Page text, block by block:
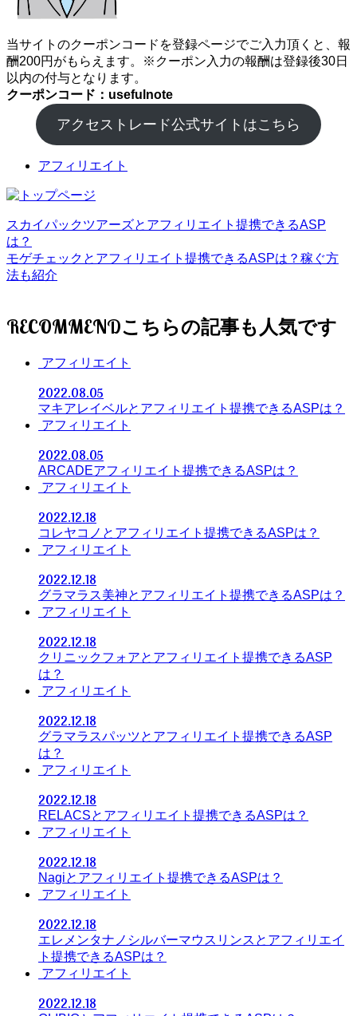
当サイトのクーポンコードを登録ページでご入力頂くと、報
酬200円がもらえます。※クーポン入力の報酬は登録後30日
以内の付与となります。
クーポンコード：usefulnote
アクセストレード公式サイトはこちら
アフィリエイト
スカイパックツアーズとアフィリエイト提携できるASP
は？
モゲチェックとアフィリエイト提携できるASPは？稼ぐ方
法も紹介
RECOMMEND
アフィリエイト
2022.08.05
マキアレイベルとアフィリエイト提携できるASPは？
アフィリエイト
2022.08.05
ARCADEアフィリエイト提携できるASPは？
アフィリエイト
2022.12.18
コレヤコノとアフィリエイト提携できるASPは？
アフィリエイト
2022.12.18
グラマラス美神とアフィリエイト提携できるASPは？
アフィリエイト
2022.12.18
クリニックフォアとアフィリエイト提携できるASP
は？
アフィリエイト
2022.12.18
グラマラスパッツとアフィリエイト提携できるASP
は？
アフィリエイト
2022.12.18
RELACSとアフィリエイト提携できるASPは？
アフィリエイト
2022.12.18
Nagiとアフィリエイト提携できるASPは？
アフィリエイト
2022.12.18
エレメンタナノシルバーマウスリンスとアフィリエイ
ト提携できるASPは？
アフィリエイト
2022.12.18